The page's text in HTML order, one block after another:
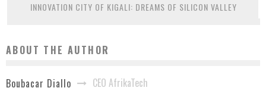
INNOVATION CITY OF KIGALI: DREAMS OF SILICON VALLEY
ABOUT THE AUTHOR
Boubacar Diallo CEO AfrikaTech